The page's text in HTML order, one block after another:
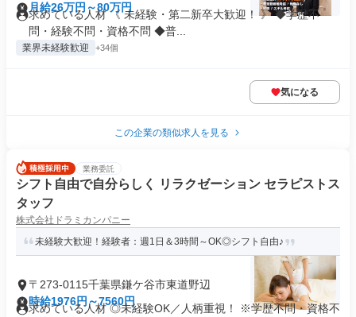
月給26万円～80万円
求めている人材 《 未経験・第二新卒大歓迎！ 》 ◆学歴不
問・経験不問・資格不問 ◆普...
業界未経験歓迎 +34個
気になる
この企業の類似求人を見る
業務委託
シフト自由で自分らしく リラクゼーション セラピストス
タッフ
株式会社ドラミカンパニー
未経験大歓迎！経験者：週1日＆3時間～OK◎シフト自由♪
〒273-0115千葉県鎌ケ谷市東道野辺
時給1976円～7560円
求めている人材 ◎未経験OK／⼈柄重視！ ※学歴不問・資格不